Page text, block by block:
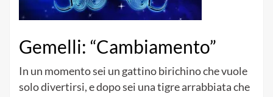
Gemelli: “Cambiamento”
In un momento sei un gattino birichino che vuole
solo divertirsi, e dopo sei una tigre arrabbiata che